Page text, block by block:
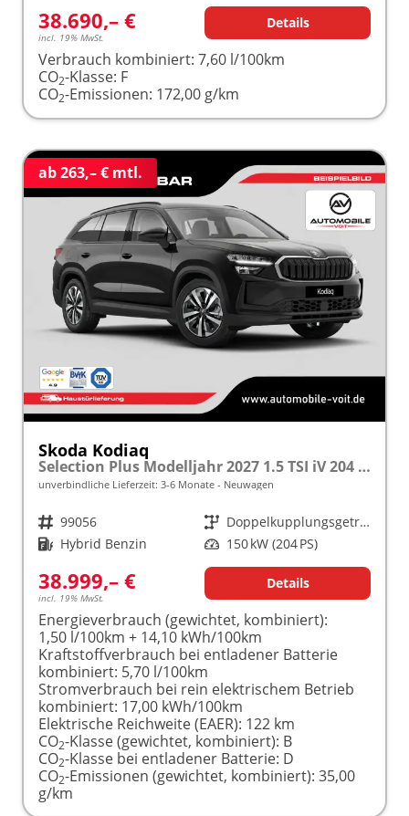
38.690,– €
incl. 19% MwSt.
Details
Verbrauch kombiniert: 7,60 l/100km
CO2-Klasse: F
CO2-Emissionen: 172,00 g/km
ab 263,– € mtl.
Skoda Kodiaq
Selection Plus Modelljahr 2027 1.5 TSI iV 204 PS DSG TEMPOMAT/R.KAMERA/SHZ/LED/LENKRADHEIZUNG frei konfigurierbar!
unverbindliche Lieferzeit: 3-6 Monate Neuwagen
Fahrzeugnr. 99056 Getriebe
Doppelkupplungsgetriebe (DSG)
Kraftstoff Hybrid Benzin Leistung 150 kW (204 PS)
38.999,– €
incl. 19% MwSt.
Details
Energieverbrauch (gewichtet, kombiniert):
1,50 l/100km + 14,10 kWh/100km
Kraftstoffverbrauch bei entladener Batterie
kombiniert: 5,70 l/100km
Stromverbrauch bei rein elektrischem Betrieb
kombiniert: 17,00 kWh/100km
Elektrische Reichweite (EAER): 122 km
CO2-Klasse (gewichtet, kombiniert): B
CO2-Klasse bei entladener Batterie: D
CO2-Emissionen (gewichtet, kombiniert): 35,00
g/km